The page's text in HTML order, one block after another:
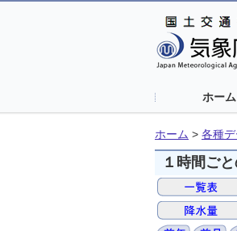
ホーム
ホーム > 各種
１時間ご